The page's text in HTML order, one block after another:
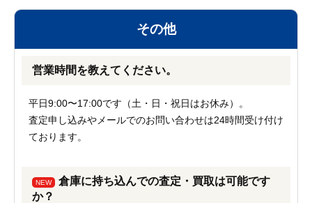
その他
営業時間を教えてください。
平日9:00〜17:00です（土・日・祝日はお休み）。
査定申し込みやメールでのお問い合わせは24時間受け付け
ております。
NEW
倉庫に持ち込んでの査定・買取は可能です
か？